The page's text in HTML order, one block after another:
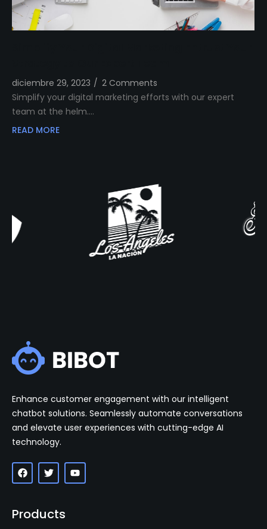
diciembre 29, 2023 / 2 Comments
Simplify your digital marketing efforts with our expert
team at the helm.…
READ MORE
Enhance customer engagement with our intelligent
chatbot solutions. Seamlessly automate conversations
and elevate user experiences with cutting-edge AI
technology.
Products